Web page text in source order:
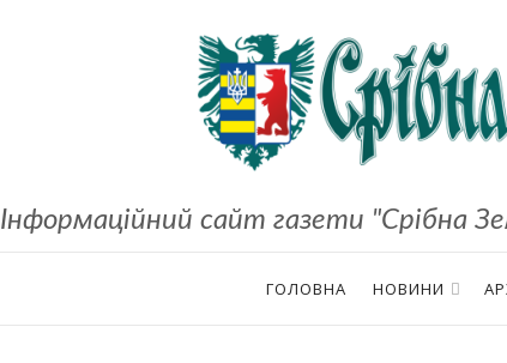
Інформаційний сайт газети "Срібна
ГОЛОВНА НОВИНИ